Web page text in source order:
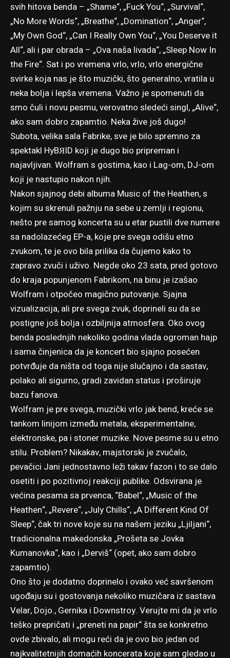
svih hitova benda – „Shame“, „Fuck You“, „Survival“,
„No More Words“, „Breathe“, „Domination“, „Anger“,
„My Own God“, „Can I Really Own You“, „You Deserve it
All“, ali i par obrada – „Ova naša livada“, „Sleep Now In
the Fire“. Sat i po vremena vrlo, vrlo, vrlo energične
svirke koja nas je što muzički, što generalno, vratila u
neka bolja i lepša vremena. Važno je spomenuti da
smo čuli i novu pesmu, verovatno sledeći singl, „Alive“,
ako sam dobro zapamtio. Neka žive još dugo!
Subota, velika sala Fabrike, sve je bilo spremno za
spektakl HyBЯID koji je dugo bio pripreman i
najavljivan. Wolfram s gostima, kao i Lag-om, DJ-om
koji je nastupio nakon njih.
Nakon sjajnog debi albuma Music of the Heathen, s
kojim su skrenuli pažnju na sebe u zemlji i regionu,
nešto pre samog koncerta su u etar pustili dve numere
sa nadolazećeg EP-a, koje pre svega odišu etno
zvukom, te je ovo bila prilika da čujemo kako to
zapravo zvuči i uživo. Negde oko 23 sata, pred gotovo
do kraja popunjenom Fabrikom, na binu je izašao
Wolfram i otpočeo magično putovanje. Sjajna
vizualizacija, ali pre svega zvuk, doprineli su da se
postigne još bolja i ozbiljnija atmosfera. Oko ovog
benda poslednjih nekoliko godina vlada ogroman hajp
i sama činjenica da je koncert bio sjajno posećen
potvrđuje da ništa od toga nije slučajno i da sastav,
polako ali sigurno, gradi zavidan status i proširuje
bazu fanova.
Wolfram je pre svega, muzički vrlo jak bend, kreće se
tankom linijom između metala, eksperimentalne,
elektronske, pa i stoner muzike. Nove pesme su u etno
stilu. Problem? Nikakav, majstorski je zvučalo,
pevačici Jani jednostavno leži takav fazon i to se dalo
osetiti i po pozitivnoj reakciji publike. Odsvirana je
većina pesama sa prvenca, “Babel“, „Music of the
Heathen“, „Revere“, „July Chills“, „A Different Kind Of
Sleep“, čak tri nove koje su na našem jeziku „Ljiljani“,
tradicionalna makedonska „Prošeta se Jovka
Kumanovka“, kao i „Derviš“ (opet, ako sam dobro
zapamtio).
Ono što je dodatno doprinelo i ovako već savršenom
ugođaju su i gostovanja nekoliko muzičara iz sastava
Velar, Dojo., Gernika i Downstroy. Verujte mi da je vrlo
teško prepričati i „preneti na papir“ šta se konkretno
ovde zbivalo, ali mogu reći da je ovo bio jedan od
najkvalitetnijih domaćih koncerata koje sam gledao u